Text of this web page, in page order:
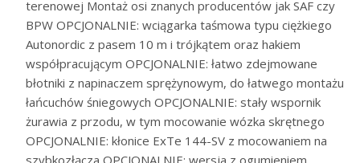
terenowej Montaż osi znanych producentów jak SAF czy
BPW OPCJONALNIE: wciągarka taśmowa typu ciężkiego
Autonordic z pasem 10 m i trójkątem oraz hakiem
współpracującym OPCJONALNIE: łatwo zdejmowane
błotniki z napinaczem sprężynowym, do łatwego montażu
łańcuchów śniegowych OPCJONALNIE: stały wspornik
żurawia z przodu, w tym mocowanie wózka skrętnego
OPCJONALNIE: kłonice ExTe 144-SV z mocowaniem na